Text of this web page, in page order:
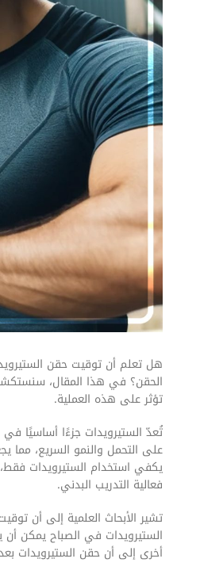
هل تعلم أن توقيت حقن
الحقن؟ في هذا المقال،
تؤثر على هذه العملية.
تُعدّ الستيرويدات جزءًا أساسيًا في
على التحمل والنمو السريع، مما
يكفي استخدام الستيرويدات
فعالية التدريب البدني.
تشير الأبحاث العلمية إلى أن
الستيرويدات في الصباح يمكن أن
أخرى إلى أن حقن الستيرويدات